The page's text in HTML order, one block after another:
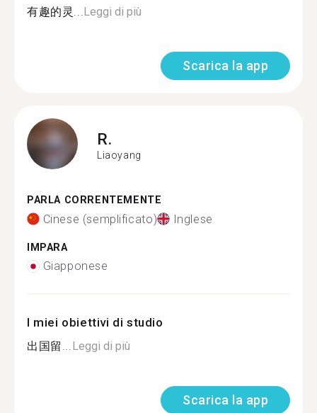
有趣的灵...Leggi di più
Scarica la app
R.
Liaoyang
PARLA CORRENTEMENTE
Cinese (semplificato) Inglese
IMPARA
Giapponese
I miei obiettivi di studio
出国留...Leggi di più
Scarica la app